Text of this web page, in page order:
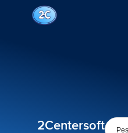
2Centersoft